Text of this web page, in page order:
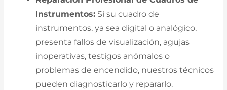
Instrumentos: Si su cuadro de
instrumentos, ya sea digital o analógico,
presenta fallos de visualización, agujas
inoperativas, testigos anómalos o
problemas de encendido, nuestros técnicos
pueden diagnosticarlo y repararlo.